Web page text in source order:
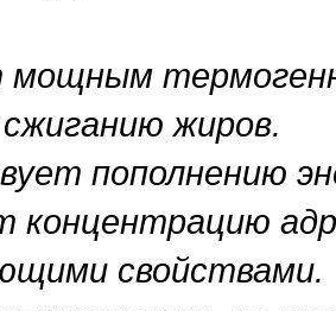
мощным
жиров.
пополнению
свойствами.